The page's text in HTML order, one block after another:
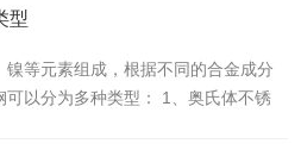
型
镍等元素组成，根据不同的合金成分
可以分为多种类型： 1、奥氏体不锈